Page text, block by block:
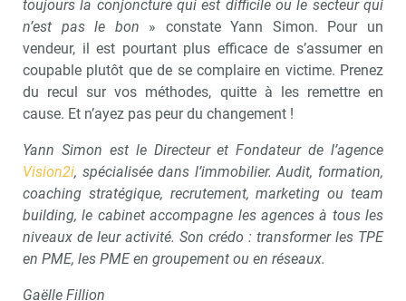
toujours la conjoncture qui est difficile ou le secteur qui
n’est pas le bon » constate Yann Simon. Pour un
vendeur, il est pourtant plus efficace de s’assumer en
coupable plutôt que de se complaire en victime. Prenez
du recul sur vos méthodes, quitte à les remettre en
cause. Et n’ayez pas peur du changement !
Yann Simon est le Directeur et Fondateur de l’agence
Vision2i, spécialisée dans l’immobilier. Audit, formation,
coaching stratégique, recrutement, marketing ou team
building, le cabinet accompagne les agences à tous les
niveaux de leur activité. Son crédo : transformer les TPE
en PME, les PME en groupement ou en réseaux.
Gaëlle Fillion